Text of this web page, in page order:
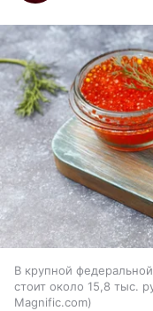
В крупной
стоит около 15,8 тыс.
Magnific.com